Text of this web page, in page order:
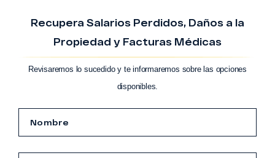
Recupera Salarios Perdidos, Daños a la
Propiedad y Facturas Médicas
Revisaremos lo sucedido y te informaremos sobre las opciones
disponibles.